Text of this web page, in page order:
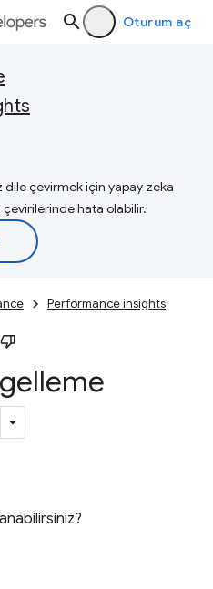
Oturum aç
çevirmek için yapay zeka
çevirilerinde hata olabilir.
Performance insights